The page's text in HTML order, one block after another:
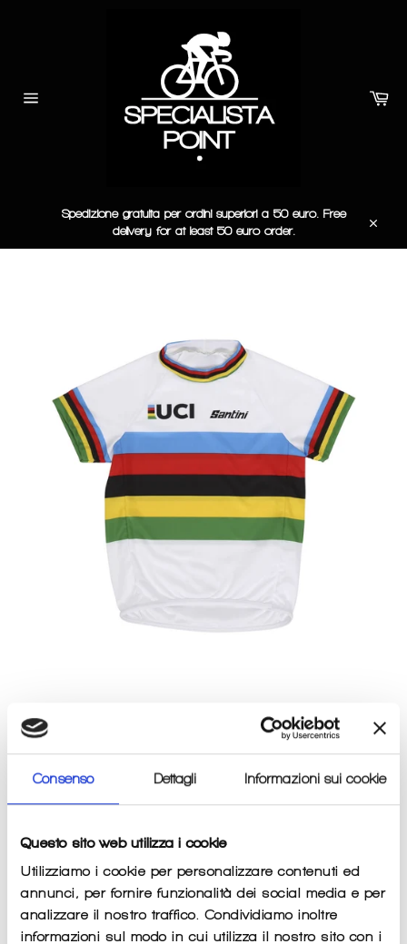
Consenso Dettagli Informazioni sui cookie
Questo sito web utilizza i cookie
Utilizziamo i cookie per personalizzare contenuti ed
annunci, per fornire funzionalità dei social media e per
analizzare il nostro traffico. Condividiamo inoltre
informazioni sul modo in cui utilizza il nostro sito con i
Spedizione gratuita per ordini superiori a 50 euro. Free
delivery for at least 50 euro order.
MAGLIA DA CICLISMO
NEONATO UCI WORLD
CHAMPION SANTINI
Prezzo
di€35,00
Imposte incluse.Spese di spedizione
calcolate al momento del
pagamento.